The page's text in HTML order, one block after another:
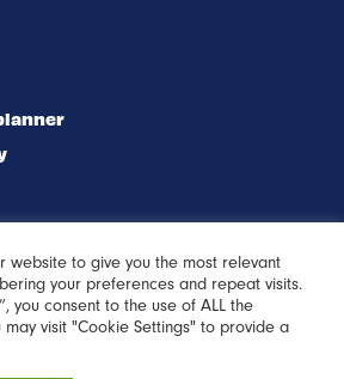
website to give you the most relevant
your preferences and repeat visits.
you consent to the use of ALL the
visit "Cookie Settings" to provide a